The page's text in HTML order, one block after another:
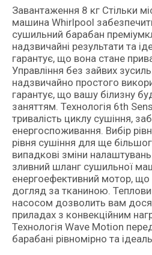
Завантаження 8 кг Стільки
машина Whirlpool
сушильний барабан
надзвичайні результати та
гарантує, що вона стане
Управління без зайвих
надзвичайно простого
гарантує, що вашу білизну
заняттям. Технологія 6th
тривалість циклу сушіння,
енергоспоживання. Вибір
рівня сушіння для ще
випадкові зміни
зливний шланг сушильної
енергоефективний мотор, що
догляд за тканиною.
насосом дозволить вам
приладах з конвекційним
Технологія Wave Motion
барабані рівномірно та